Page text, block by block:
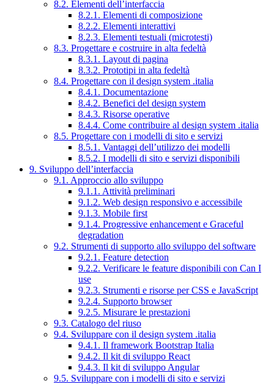
8.2. Elementi dell’interfaccia
8.2.1. Elementi di composizione
8.2.2. Elementi interattivi
8.2.3. Elementi testuali (microtesti)
8.3. Progettare e costruire in alta fedeltà
8.3.1. Layout di pagina
8.3.2. Prototipi in alta fedeltà
8.4. Progettare con il design system .italia
8.4.1. Documentazione
8.4.2. Benefici del design system
8.4.3. Risorse operative
8.4.4. Come contribuire al design system .italia
8.5. Progettare con i modelli di sito e servizi
8.5.1. Vantaggi dell’utilizzo dei modelli
8.5.2. I modelli di sito e servizi disponibili
9. Sviluppo dell’interfaccia
9.1. Approccio allo sviluppo
9.1.1. Attività preliminari
9.1.2. Web design responsivo e accessibile
9.1.3. Mobile first
9.1.4. Progressive enhancement e Graceful
degradation
9.2. Strumenti di supporto allo sviluppo del software
9.2.1. Feature detection
9.2.2. Verificare le feature disponibili con Can I
use
9.2.3. Strumenti e risorse per CSS e JavaScript
9.2.4. Supporto browser
9.2.5. Misurare le prestazioni
9.3. Catalogo del riuso
9.4. Sviluppare con il design system .italia
9.4.1. Il framework Bootstrap Italia
9.4.2. Il kit di sviluppo React
9.4.3. Il kit di sviluppo Angular
9.5. Sviluppare con i modelli di sito e servizi